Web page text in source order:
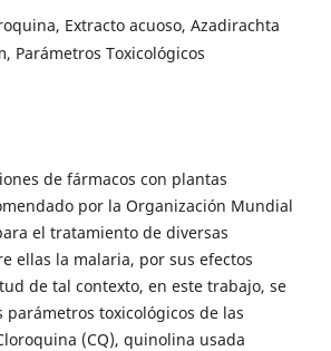
Extracto acuoso, Azadirachta
Parámetros Toxicológicos
de fármacos con plantas
por la Organización Mundial
el tratamiento de diversas
ellas la malaria, por sus efectos
de tal contexto, en este trabajo, se
parámetros toxicológicos de las
(CQ), quinolina usada